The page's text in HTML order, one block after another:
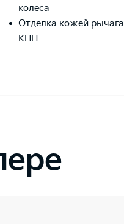
колеса
Отделка кожей рычага
КПП